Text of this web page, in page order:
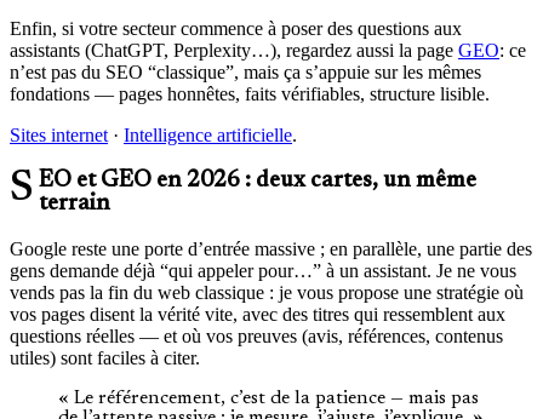
Enfin, si votre secteur commence à poser des questions aux
assistants (ChatGPT, Perplexity…), regardez aussi la page GEO: ce
n’est pas du SEO “classique”, mais ça s’appuie sur les mêmes
fondations — pages honnêtes, faits vérifiables, structure lisible.
Sites internet · Intelligence artificielle.
SEO et GEO en 2026 : deux cartes, un même terrain
Google reste une porte d’entrée massive ; en parallèle, une partie des
gens demande déjà “qui appeler pour…” à un assistant. Je ne vous
vends pas la fin du web classique : je vous propose une stratégie où
vos pages disent la vérité vite, avec des titres qui ressemblent aux
questions réelles — et où vos preuves (avis, références, contenus
utiles) sont faciles à citer.
« Le référencement, c’est de la patience — mais pas